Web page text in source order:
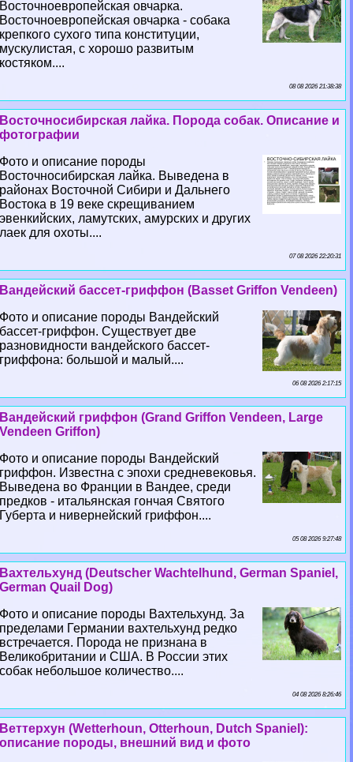
Восточноевропейская овчарка.
Восточноевропейская овчарка - собака
крепкого сухого типа конституции,
мускулистая, с хорошо развитым
костяком....
08 08 2026 21:38:38
Восточносибирская лайка. Порода собак. Описание и
фотографии
Фото и описание породы
Восточносибирская лайка. Выведена в
районах Восточной Сибири и Дальнего
Востока в 19 веке скрещиванием
эвенкийских, ламутских, амурских и других
лаек для охоты....
07 08 2026 22:20:31
Вандейский бассет-гриффон (Basset Griffon Vendeen)
Фото и описание породы Вандейский
бассет-гриффон. Существует две
разновидности вандейского бассет-
гриффона: большой и малый....
06 08 2026 2:17:15
Вандейский гриффон (Grand Griffon Vendeen, Large
Vendeen Griffon)
Фото и описание породы Вандейский
гриффон. Известна с эпохи средневековья.
Выведена во Франции в Вандее, среди
предков - итальянская гончая Святого
Губерта и нивернейский гриффон....
05 08 2026 9:27:48
Вахтельхунд (Deutscher Wachtelhund, German Spaniel,
German Quail Dog)
Фото и описание породы Вахтельхунд. За
пределами Германии вахтельхунд редко
встречается. Порода не признана в
Великобритании и США. В России этих
собак небольшое количество....
04 08 2026 8:26:46
Веттерхун (Wetterhoun, Otterhoun, Dutch Spaniel):
описание породы, внешний вид и фото